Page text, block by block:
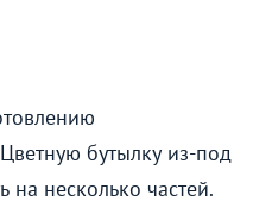
бутылку из-под
несколько частей.